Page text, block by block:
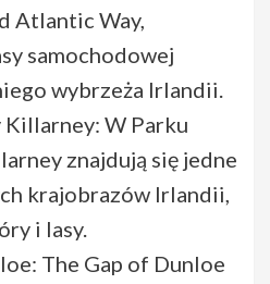
Atlantic Way,
samochodowej
wybrzeża Irlandii.
W Parku
znajdują się jedne
krajobrazów Irlandii,
i lasy.
The Gap of Dunloe